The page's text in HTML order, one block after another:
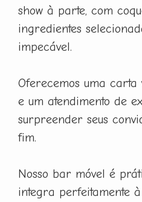
show à parte, com
ingredientes
impecável.
Oferecemos uma
e um atendimento de
surpreender seus
fim.
Nosso bar móvel é
integra perfeitamente